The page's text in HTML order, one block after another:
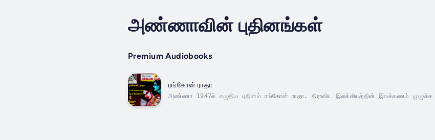
அண்ணாவின் புதினங்கள்
Premium Audiobooks
ரங்கோன் ராதா
அண்ணா 1947ல் எழுதிய புதினம் ரங்கோன் ராதா. திராவிட இலக்கியத்தின் இலக்கணம்